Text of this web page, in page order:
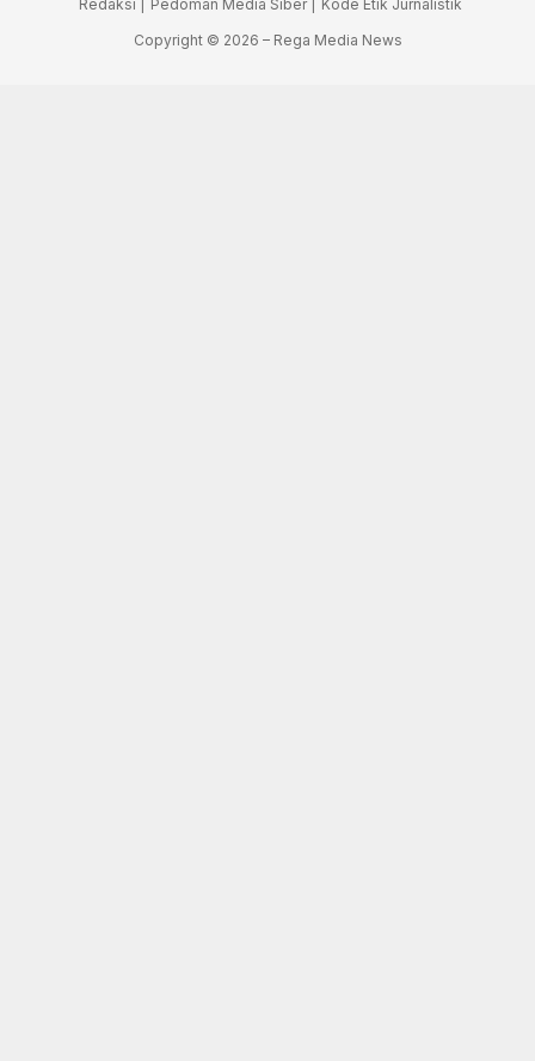
Redaksi | Pedoman Media Siber |
Kode Etik Jurnalistik
Copyright © 2026 – Rega Media News